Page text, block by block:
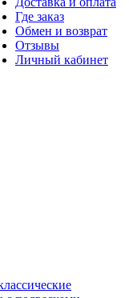
Где заказ
Обмен и возврат
Отзывы
Личный кабинет